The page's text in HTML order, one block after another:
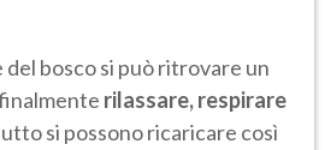
bosco si può ritrovare un
rilassare, respirare
si possono ricaricare così